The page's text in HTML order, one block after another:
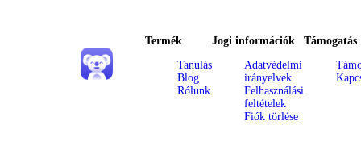
Termék
Tanulás
Blog
Rólunk
Jogi információk
Adatvédelmi
irányelvek
Felhasználási
feltételek
Fiók törlése
Támogatás